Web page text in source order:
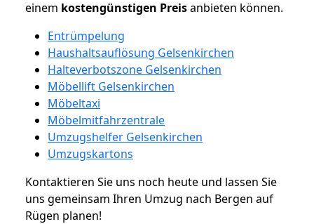
einem kostengünstigen Preisanbieten können.
Entrümpelung
Haushaltsauflösung Gelsenkirchen
Halteverbotszone Gelsenkirchen
Möbellift Gelsenkirchen
Möbeltaxi
Möbelmitfahrzentrale
Umzugshelfer Gelsenkirchen
Umzugskartons
Kontaktieren Sie uns noch heute und lassen Sie
uns gemeinsam Ihren Umzug nach Bergen auf
Rügen planen!